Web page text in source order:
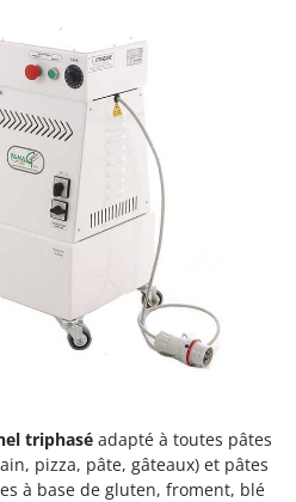
à batterie
manuels
d'engrais
à dos
pour tracteur
triphasé adapté à toutes pâtes
pizza, pâte, gâteaux) et pâtes
à base de gluten, froment, blé